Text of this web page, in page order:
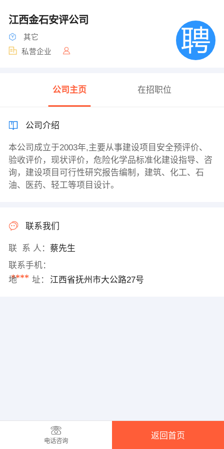
江西金石安评公司
其它
私营企业
公司主页 在招职位
公司介绍
本公司成立于2003年,主要从事建设项目安全预评价、
验收评价，现状评价，危险化学品标准化建设指导、咨
询，建设项目可行性研究报告编制，建筑、化工、石
油、医药、轻工等项目设计。
联系我们
联 系 人： 蔡先生
联系手机：
****
地 址： 江西省抚州市大公路27号
电话咨询
返回首页